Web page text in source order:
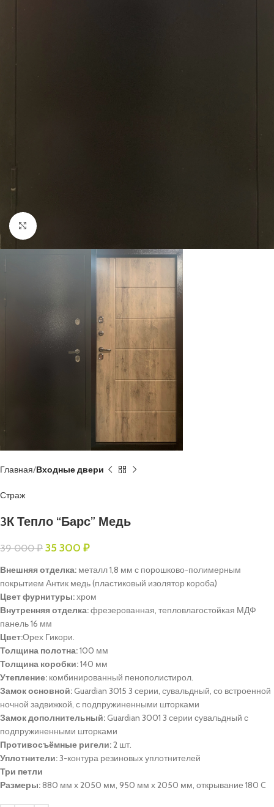
Нажмите, чтобы увеличить
Главная Входные двери
Страж
3К Тепло “Барс” Медь
39 000₽ 35 300 ₽
Внешняя отделка: металл 1,8 мм с порошково-полимерным
покрытием Антик медь (пластиковый изолятор короба)
Цвет фурнитуры:хром
Внутренняя отделка:фрезерованная, тепловлагостойкая МДФ
панель 16 мм
Цвет:Орех Гикори.
Толщина полотна:100 мм
Толщина коробки:140 мм
Утепление: комбинированный пенополистирол.
Замок основной:Guardian 3015 3 серии, сувальдный, со встроенной
ночной задвижкой, с подпружиненными шторками
Замок дополнительный:Guardian 3001 3 серии сувальдный с
подпружиненными шторками
Противосъёмные ригели:2 шт.
Уплотнители:3-контура резиновых уплотнителей
Три петли
Размеры:880 мм х 2050 мм, 950 мм х 2050 мм, открывание 180 C